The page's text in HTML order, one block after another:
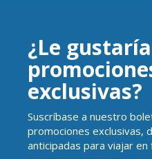
¿Le
exclusivas?
Suscríbase a nuestro
promociones exclusivas,
anticipadas para viajar